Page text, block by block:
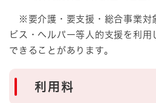
※要介護・要支援・総合事業対
ビス・ヘルパー等人的支援を利用
できることがあります。
利用料